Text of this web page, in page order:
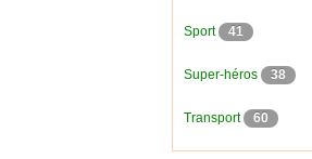
Sport 41
Super-héros 38
Transport 60